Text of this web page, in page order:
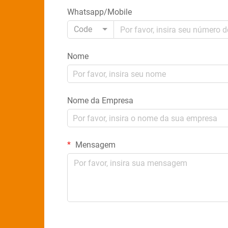
Whatsapp/Mobile
Code
Nome
Nome da Empresa
Mensagem